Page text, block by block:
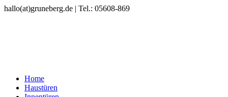
hallo(at)gruneberg.de | Tel.: 05608-869
Home
Haustüren